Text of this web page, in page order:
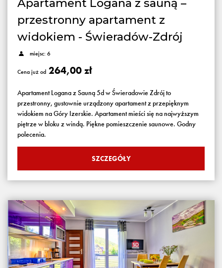
Apartament Logana z sauną –
przestronny apartament z
widokiem - Świeradów-Zdrój
miejsc: 6
Cena już od 264,00 zł
Apartament Logana z Sauną 5d w Świeradowie Zdrój to
przestronny, gustownie urządzony apartament z przepięknym
widokiem na Góry Izerskie. Apartament mieści się na najwyższym
piętrze w bloku z windą. Piękne pomieszczenie saunowe. Godny
polecenia.
SZCZEGÓŁY